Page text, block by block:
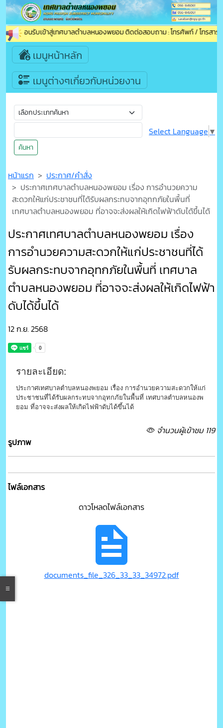
ยินดีต้อนรับเข้าสู่เทศบาลตำบลหนองพยอม ติดต่อสอบถาม : โทรศัพท์ / โทรสาร (
เมนูหน้าหลัก
เมนูต่างๆเกี่ยวกับหน่วยงาน
ค้นหา
Select Language ▼
หน้าแรก
ประกาศ/คำสั่ง
ประกาศเทศบาลตำบลหนองพยอม เรื่อง การอำนวยความ
สะดวกให้แก่ประชาชนที่ได้รับผลกระทบจากอุทกภัยในพื้นที่
เทศบาลตำบลหนองพยอม ที่อาจจะส่งผลให้เกิดไฟฟ้าดับได้ขึ้นได้
ประกาศเทศบาลตำบลหนองพยอม เรื่อง
การอำนวยความสะดวกให้แก่ประชาชนที่ได้
รับผลกระทบจากอุทกภัยในพื้นที่ เทศบาล
ตำบลหนองพยอม ที่อาจจะส่งผลให้เกิดไฟฟ้า
ดับได้ขึ้นได้
12 ก.ย. 2568
รายละเอียด:
ประกาศเทศบาลตำบลหนองพยอม เรื่อง การอำนวยความสะดวกให้แก่
ประชาชนที่ได้รับผลกระทบจากอุทกภัยในพื้นที่ เทศบาลตำบลหนองพ
ยอม ที่อาจจะส่งผลให้เกิดไฟฟ้าดับได้ขึ้นได้
จำนวนผู้เข้าชม 119
รูปภาพ
ไฟล์เอกสาร
ดาวโหลดไฟล์เอกสาร
documents_file_326_33_33_34972.pdf